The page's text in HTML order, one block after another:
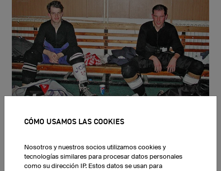
Fundado en el año 2001 por tres deportistas, owayo surgió en
un bar tomando una cerveza. Más de veinte años después
CÓMO USAMOS LAS COOKIES
Nosotros y nuestros socios utilizamos cookies y
tecnologías similares para procesar datos personales
como su dirección IP. Estos datos se usan para